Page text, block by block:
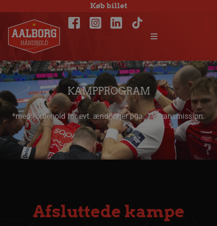
Køb billet
KAMPPROGRAM
*med forbehold for evt. ændringer pga. TV-transmission.
Afsluttede kampe